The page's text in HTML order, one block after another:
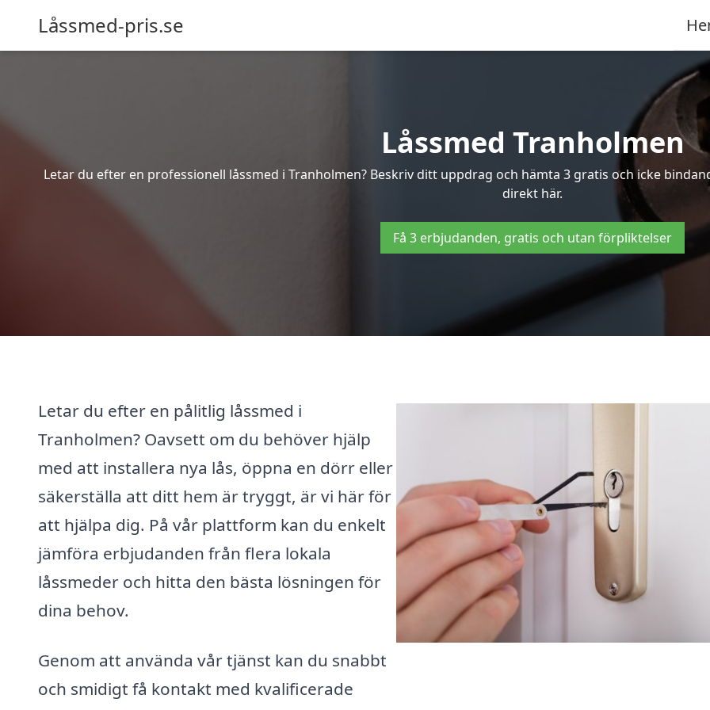
Låssmed-pris.se
Låssmed Tranholmen
Letar du efter en professionell låssmed i Tranholmen? Beskriv ditt uppdrag och hämta 3 gratis och icke
direkt här.
Få 3 erbjudanden, gratis och utan förpliktelser
Letar du efter en pålitlig låssmed i
Tranholmen? Oavsett om du behöver hjälp
med att installera nya lås, öppna en dörr eller
säkerställa att ditt hem är tryggt, är vi här för
att hjälpa dig. På vår plattform kan du enkelt
jämföra erbjudanden från flera lokala
låssmeder och hitta den bästa lösningen för
dina behov.
Genom att använda vår tjänst kan du snabbt
och smidigt få kontakt med kvalificerade